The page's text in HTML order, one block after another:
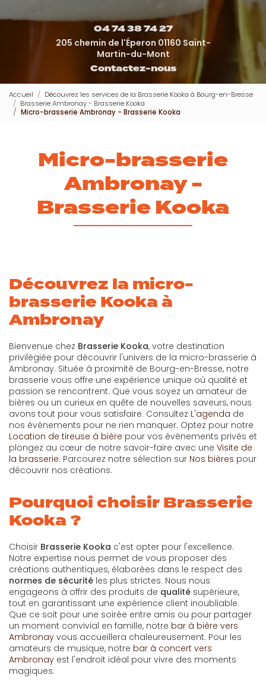
04 74 38 74 27
205 chemin de l'Éperon 01160 Saint-
Martin-du-Mont
Contactez-nous
Accueil
Découvrez les services de la Brasserie Kooka à Bourg-en-Bresse
Brasserie Ambronay - Brasserie Kooka
Micro-brasserie Ambronay - Brasserie Kooka
Micro-brasserie
Ambronay -
Brasserie Kooka
Découvrez la micro-
brasserie Kooka à
Ambronay
Bienvenue chez Brasserie Kooka, votre destination
privilégiée pour découvrir l'univers de la micro-brasserie à
Ambronay. Située à proximité de Bourg-en-Bresse, notre
brasserie vous offre une expérience unique où qualité et
passion se rencontrent. Que vous soyez un amateur de
bières ou un curieux en quête de nouvelles saveurs, nous
avons tout pour vous satisfaire. Consultez L'agenda de
nos événements pour ne rien manquer. Optez pour notre
Location de tireuse à bière pour vos événements privés et
plongez au cœur de notre savoir-faire avec une Visite de
la brasserie. Parcourez notre sélection sur Nos bières pour
découvrir nos créations.
Pourquoi choisir Brasserie
Kooka ?
Choisir Brasserie Kooka c'est opter pour l'excellence.
Notre expertise nous permet de vous proposer des
créations authentiques, élaborées dans le respect des
normes de sécurité les plus strictes. Nous nous
engageons à offrir des produits de qualité supérieure,
tout en garantissant une expérience client inoubliable.
Que ce soit pour une soirée entre amis ou pour partager
un moment convivial en famille, notre bar à bière vers
Ambronay vous accueillera chaleureusement. Pour les
amateurs de musique, notre bar à concert vers
Ambronay est l'endroit idéal pour vivre des moments
magiques.